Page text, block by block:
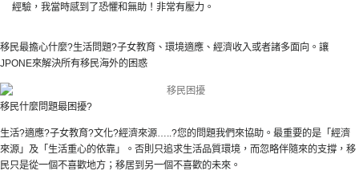
經驗，我當時感到了恐懼和無助！非常有壓力。
移民最擔心什麼?生活問題?子女教育、環境適應、經濟收入或者諸多面向。讓
JPONE來解決所有移民海外的困惑
移民什麼問題最困擾?
生活?適應?子女教育?文化?經濟來源…..?您的問題我們來協助。最重要的是「經濟
來源」及「生活重心的依靠」。否則只追求生活品質環境，而忽略伴隨來的支撐，移
民只是從一個不喜歡地方；移居到另一個不喜歡的未來。